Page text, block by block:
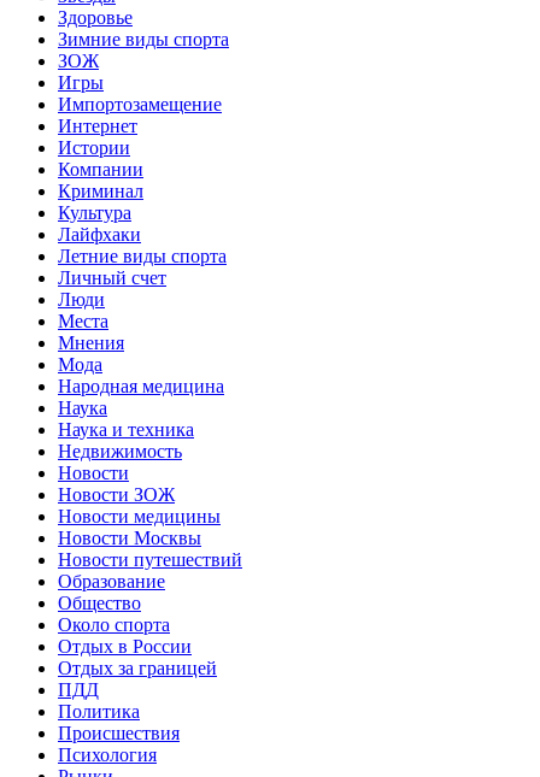
Здоровье
Зимние виды спорта
ЗОЖ
Игры
Импортозамещение
Интернет
Истории
Компании
Криминал
Культура
Лайфхаки
Летние виды спорта
Личный счет
Люди
Места
Мнения
Мода
Народная медицина
Наука
Наука и техника
Недвижимость
Новости
Новости ЗОЖ
Новости медицины
Новости Москвы
Новости путешествий
Образование
Общество
Около спорта
Отдых в России
Отдых за границей
ПДД
Политика
Происшествия
Психология